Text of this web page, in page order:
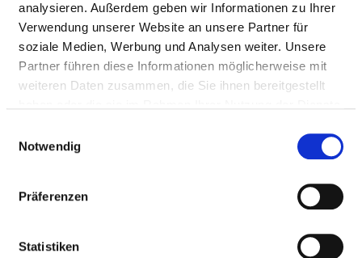
analysieren. Außerdem geben wir Informationen zu Ihrer
Verwendung unserer Website an unsere Partner für
soziale Medien, Werbung und Analysen weiter. Unsere
Partner führen diese Informationen möglicherweise mit
weiteren Daten zusammen, die Sie ihnen bereitgestellt
Notwendig
Präferenzen
Statistiken
Tel.:0951-503-12581
Fax: 0951-503-12589
Mail: ed.grebmab-gnutfislaizos@rentsiel.omur
Anfahrt
Dr. med. Rumo David Leistner (Chefarzt)